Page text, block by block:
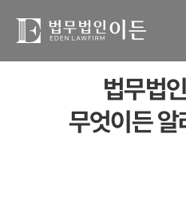
법무법
무엇이든